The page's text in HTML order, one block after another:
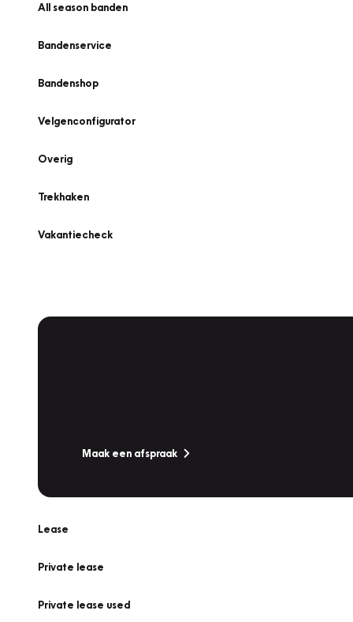
All season banden
Bandenservice
Bandenshop
Velgenconfigurator
Overig
Trekhaken
Vakantiecheck
Maak een afspraak
Lease
Private lease
Private lease used